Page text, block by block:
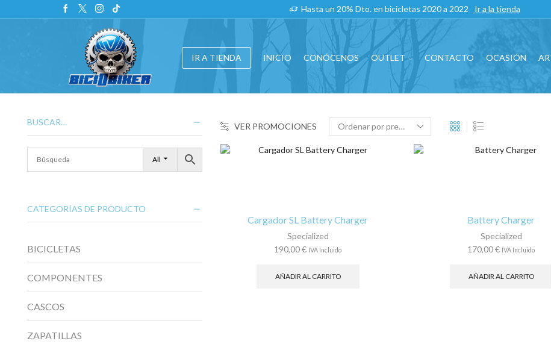
Dto. en bicicletas 2020 a 2022 Hasta un 20% Dto. en bicicletas 2020 a 2022 Ir a la tienda
IR A TIENDA INICIO CONÓCENOS OUTLET CONTACTO OCASIÓN
VER PROMOCIONES
Cargador SL Battery Charger
Specialized
190,00€ IVA Incluido
AÑADIR AL CARRITO
Battery Charger
Specialized
170,00€ IVA Incluido
AÑADIR AL CARRITO
BUSCAR…
All
CATEGORÍAS DE PRODUCTO
BICICLETAS
COMPONENTES
CASCOS
ZAPATILLAS